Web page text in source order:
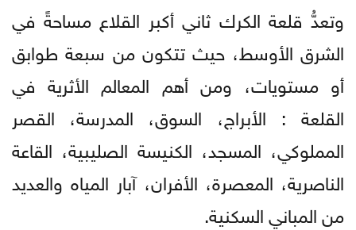
وتعدُّ قلعة الكرك ثاني أكبر القلاع مساحةً في
الشرق الأوسط، حيث تتكون من سبعة طوابق
أو مستويات، ومن أهم المعالم الأثرية في
القلعة : الأبراج، السوق، المدرسة، القصر
المملوكي، المسجد، الكنيسة الصليبية، القاعة
الناصرية، المعصرة، الأفران، آبار المياه والعديد
من المباني السكنية.